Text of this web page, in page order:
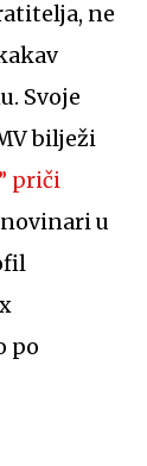
ne
Svoje
bilježi
priči
u
po